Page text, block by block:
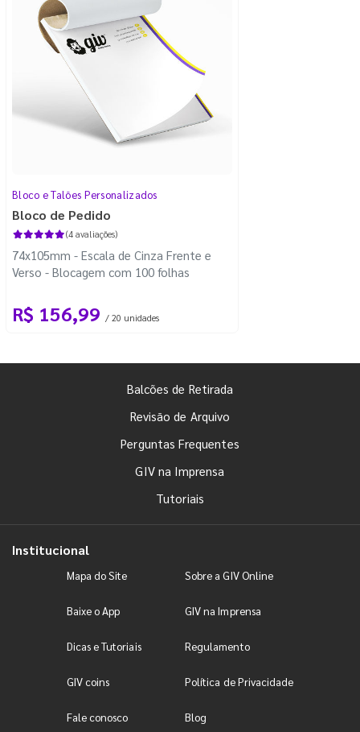
Bloco e Talões Personalizados
Bloco de Pedido
(4 avaliações)
74x105mm - Escala de Cinza Frente e
Verso - Blocagem com 100 folhas
R$ 156,99 / 20 unidades
Balcões de Retirada
Revisão de Arquivo
Perguntas Frequentes
GIV na Imprensa
Tutoriais
Institucional
Mapa do Site Sobre a GIV Online
Baixe o App GIV na Imprensa
Dicas e Tutoriais Regulamento
GIV coins Política de Privacidade
Fale conosco Blog